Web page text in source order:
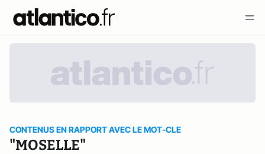
CONTENUS EN RAPPORT AVEC LE MOT-CLE
"MOSELLE"